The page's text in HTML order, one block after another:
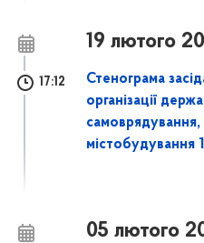
19 лютого
17:12
Стенограма
організації
самоврядування,
містобудування
05 лютого